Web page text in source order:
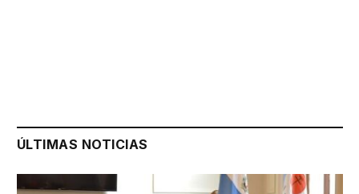
ÚLTIMAS NOTICIAS